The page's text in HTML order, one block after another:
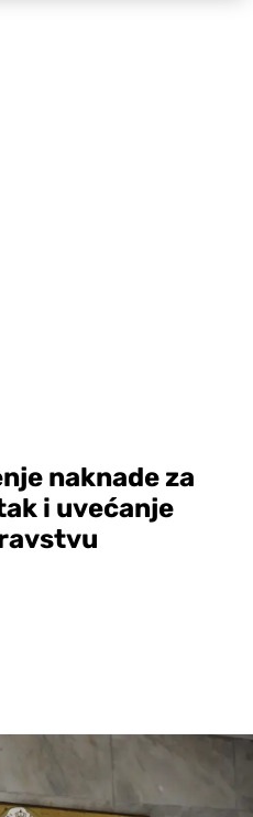
naknade za
i uvećanje